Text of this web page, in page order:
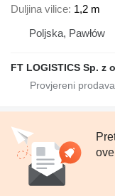
Duljina vilice 1,2 m
Poljska, Pawłów
FT LOGISTICS Sp. z